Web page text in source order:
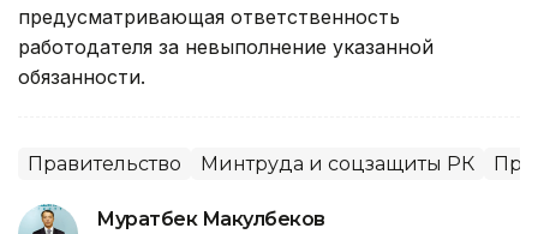
предусматривающая ответственность
работодателя за невыполнение указанной
обязанности.
Правительство Минтруда и соцзащиты РК
Муратбек Макулбеков